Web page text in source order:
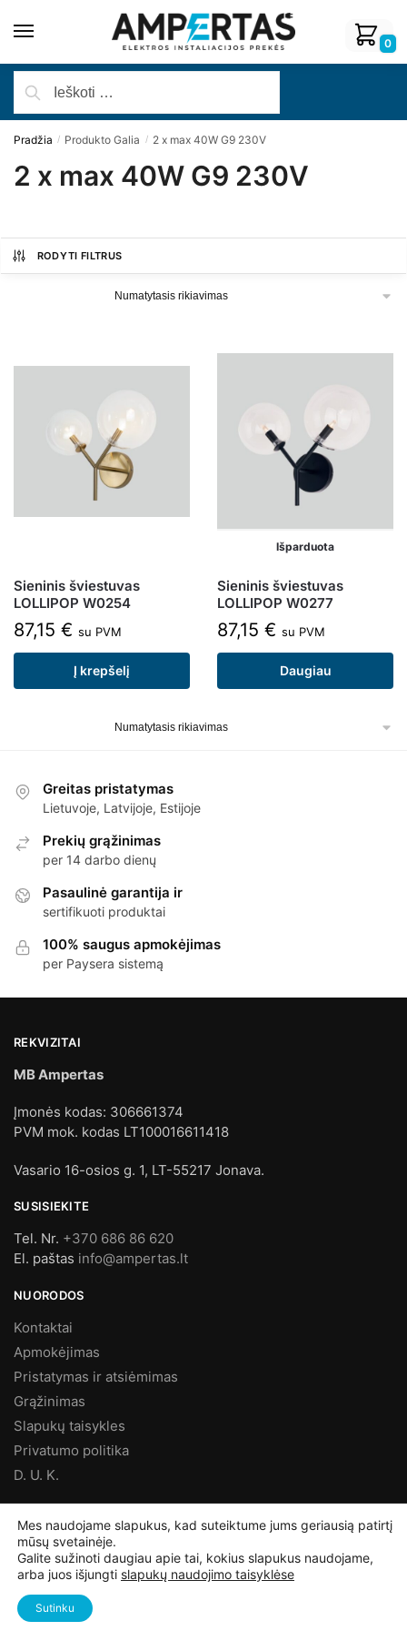
0
Pradžia / Produkto Galia / 2 x max 40W G9 230V
2 x max 40W G9 230V
RODYTI FILTRUS
Sieninis šviestuvas
LOLLIPOP W0254
87,15 € su PVM
Į krepšelį
Išparduota
Sieninis šviestuvas
LOLLIPOP W0277
87,15 € su PVM
Daugiau
Greitas pristatymas
Lietuvoje, Latvijoje, Estijoje
Prekių grąžinimas
per 14 darbo dienų
Pasaulinė garantija ir
sertifikuoti produktai
100% saugus apmokėjimas
per Paysera sistemą
REKVIZITAI
MB Ampertas
Įmonės kodas: 306661374
PVM mok. kodas LT100016611418
Vasario 16-osios g. 1, LT-55217 Jonava.
SUSISIEKITE
Tel. Nr. +370 686 86 620
El. paštas info@ampertas.lt
NUORODOS
Kontaktai
Apmokėjimas
Pristatymas ir atsiėmimas
Grąžinimas
Slapukų taisykles
Privatumo politika
D. U. K.
©Ampertas.lt2025, Visos teisės saugomos
Mes naudojame slapukus, kad suteiktume jums geriausią patirtį
mūsų svetainėje.
Galite sužinoti daugiau apie tai, kokius slapukus naudojame,
arba juos išjungti slapukų naudojimo taisyklėse
Sutinku